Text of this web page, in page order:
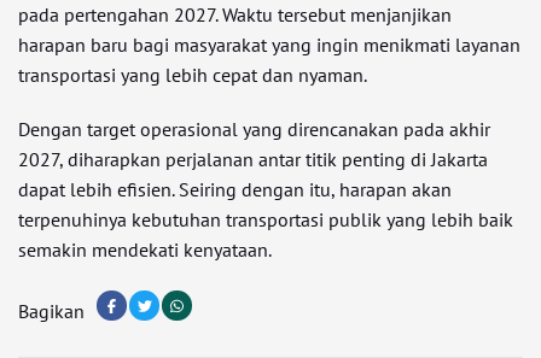
pada pertengahan 2027. Waktu tersebut menjanjikan
harapan baru bagi masyarakat yang ingin menikmati layanan
transportasi yang lebih cepat dan nyaman.
Dengan target operasional yang direncanakan pada akhir
2027, diharapkan perjalanan antar titik penting di Jakarta
dapat lebih efisien. Seiring dengan itu, harapan akan
terpenuhinya kebutuhan transportasi publik yang lebih baik
semakin mendekati kenyataan.
Bagikan